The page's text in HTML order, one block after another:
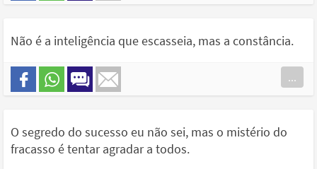
Não é a inteligência que escasseia, mas a constância.
...
O segredo do sucesso eu não sei, mas o mistério do
fracasso é tentar agradar a todos.